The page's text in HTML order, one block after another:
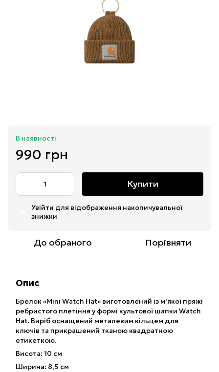
В наявності
990 грн
Купити
Увійти для відображення накопичувальної
знижки
До обраного Порівняти
Опис
Брелок «Mini Watch Hat» виготовлений із м'якої пряжі
ребристого плетіння у формі культової шапки Watch
Hat. Виріб оснащений металевим кільцем для
ключів та прикрашений тканою квадратною
етикеткою.
Висота: 10 см
Ширина: 8,5 см